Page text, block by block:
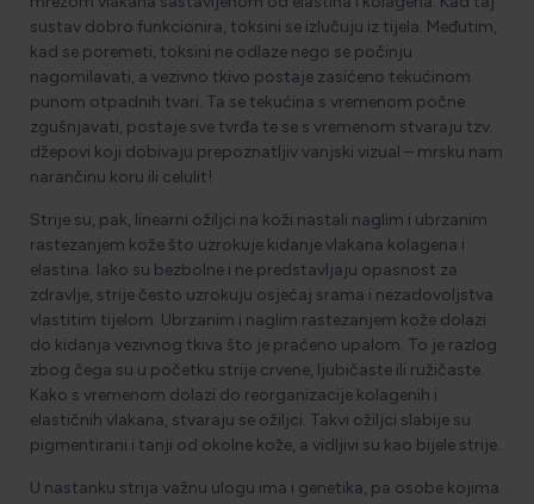
sustav dobro funkcionira, toksini se izlučuju iz tijela. Međutim,
kad se poremeti, toksini ne odlaze nego se počinju
nagomilavati, a vezivno tkivo postaje zasićeno tekućinom
punom otpadnih tvari. Ta se tekućina s vremenom počne
zgušnjavati, postaje sve tvrđa te se s vremenom stvaraju tzv.
džepovi koji dobivaju prepoznatljiv vanjski vizual – mrsku nam
narančinu koru ili celulit!
Strije su, pak, linearni ožiljci na koži nastali naglim i ubrzanim
rastezanjem kože što uzrokuje kidanje vlakana kolagena i
elastina. Iako su bezbolne i ne predstavljaju opasnost za
zdravlje, strije često uzrokuju osjećaj srama i nezadovoljstva
vlastitim tijelom. Ubrzanim i naglim rastezanjem kože dolazi
do kidanja vezivnog tkiva što je praćeno upalom. To je razlog
zbog čega su u početku strije crvene, ljubičaste ili ružičaste.
Kako s vremenom dolazi do reorganizacije kolagenih i
elastičnih vlakana, stvaraju se ožiljci. Takvi ožiljci slabije su
pigmentirani i tanji od okolne kože, a vidljivi su kao bijele strije.
U nastanku strija važnu ulogu ima i genetika, pa osobe kojima